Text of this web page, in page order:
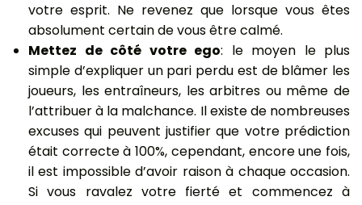
votre esprit. Ne revenez que lorsque vous êtes
absolument certain de vous être calmé.
Mettez de côté votre ego: le moyen le plus
simple d’expliquer un pari perdu est de blâmer les
joueurs, les entraîneurs, les arbitres ou même de
l’attribuer à la malchance. Il existe de nombreuses
excuses qui peuvent justifier que votre prédiction
était correcte à 100%, cependant, encore une fois,
il est impossible d’avoir raison à chaque occasion.
Si vous ravalez votre fierté et commencez à